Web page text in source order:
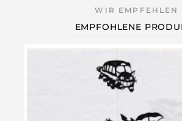
EMPFOHLENE